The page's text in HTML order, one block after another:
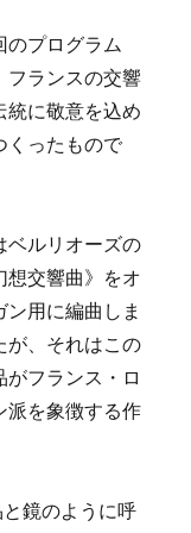
のプログラム
フランスの交響
統に敬意を込め
くったもので
ベルリオーズの
想交響曲》をオ
ン用に編曲しま
が、それはこの
がフランス・ロ
派を象徴する作
鏡のように呼